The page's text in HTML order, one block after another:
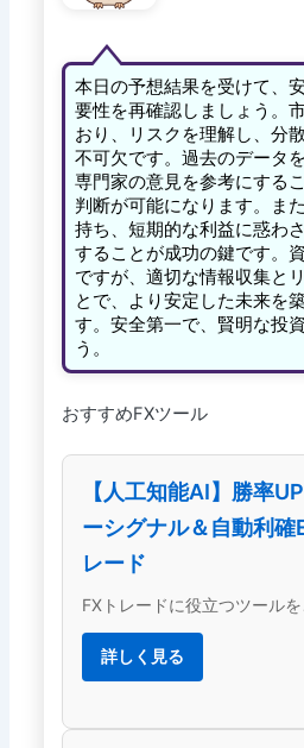
本日の予想結果を受けて、
要性を再確認しましょう。
おり、リスクを理解し、分
不可欠です。過去のデータ
専門家の意見を参考にする
判断が可能になります。ま
持ち、短期的な利益に惑わ
することが成功の鍵です。
ですが、適切な情報収集と
とで、より安定した未来を
す。安全第一で、賢明な投
う。
おすすめFXツール
【人工知能AI】勝率
ーシグナル＆自動利確
レード
FXトレードに役立つツール
詳しく見る